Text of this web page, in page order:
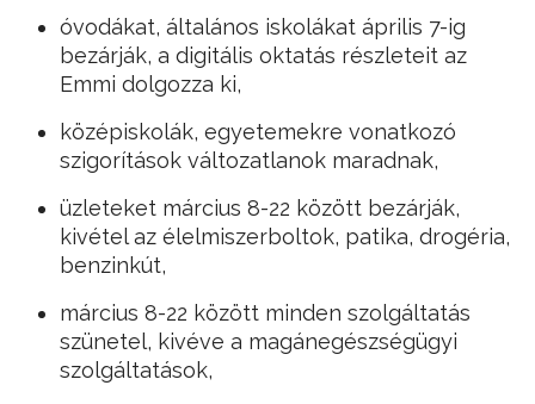
óvodákat, általános iskolákat április 7-ig
bezárják, a digitális oktatás részleteit az
Emmi dolgozza ki,
középiskolák, egyetemekre vonatkozó
szigorítások változatlanok maradnak,
üzleteket március 8-22 között bezárják,
kivétel az élelmiszerboltok, patika, drogéria,
benzinkút,
március 8-22 között minden szolgáltatás
szünetel, kivéve a magánegészségügyi
szolgáltatások,